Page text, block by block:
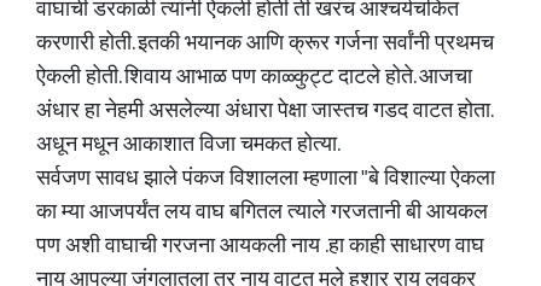
वाघाची डरकाळी त्यांनी ऐकली होती ती खरंच आश्चर्यचकित
करणारी होती. इतकी भयानक आणि क्रूर गर्जना सर्वांनी प्रथमच
ऐकली होती. शिवाय आभाळ पण काळ्कुट्ट दाटले होते. आजचा
अंधार हा नेहमी असलेल्या अंधारा पेक्षा जास्तच गडद वाटत होता.
अधून मधून आकाशात विजा चमकत होत्या.
सर्वजण सावध झाले पंकज विशालला म्हणाला "बे विशाल्या ऐकला
का म्या आजपर्यंत लय वाघ बगितल त्याले गरजतानी बी आयकल
पण अशी वाघाची गरजना आयकली नाय .हा काही साधारण वाघ